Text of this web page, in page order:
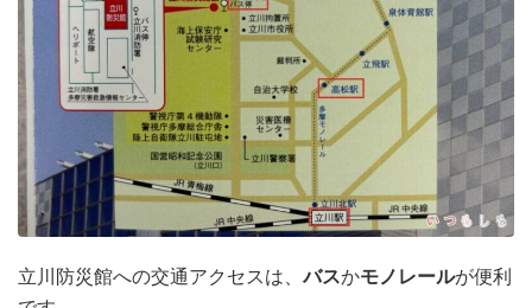
立川防災館への交通アクセスは、バスかモノレールが便利